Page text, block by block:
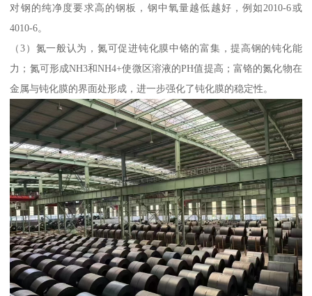
对钢的纯净度要求高的钢板，钢中氧量越低越好，例如2010-6或
4010-6。
（3）氮一般认为，氮可促进钝化膜中铬的富集，提高钢的钝化能
力；氮可形成NH3和NH4+使微区溶液的PH值提高；富铬的氮化物在
金属与钝化膜的界面处形成，进一步强化了钝化膜的稳定性。